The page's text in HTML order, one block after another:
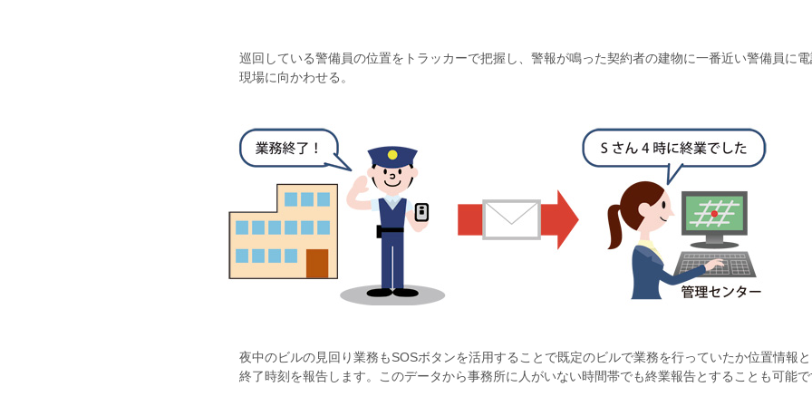
巡回している警備員の位置をトラッカーで把握し、警報が鳴った契約者の建物に一番近い警備員に電
現場に向かわせる。
夜中のビルの見回り業務もSOSボタンを活用することで既定のビルで業務を行っていたか位置情報と
終了時刻を報告します。このデータから事務所に人がいない時間帯でも終業報告とすることも可能で